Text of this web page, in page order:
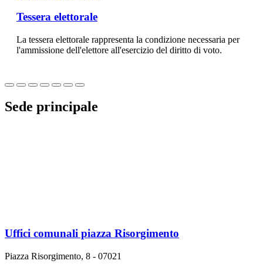
Tessera elettorale
La tessera elettorale rappresenta la condizione necessaria per
l'ammissione dell'elettore all'esercizio del diritto di voto.
Sede principale
Uffici comunali piazza Risorgimento
Piazza Risorgimento, 8 - 07021